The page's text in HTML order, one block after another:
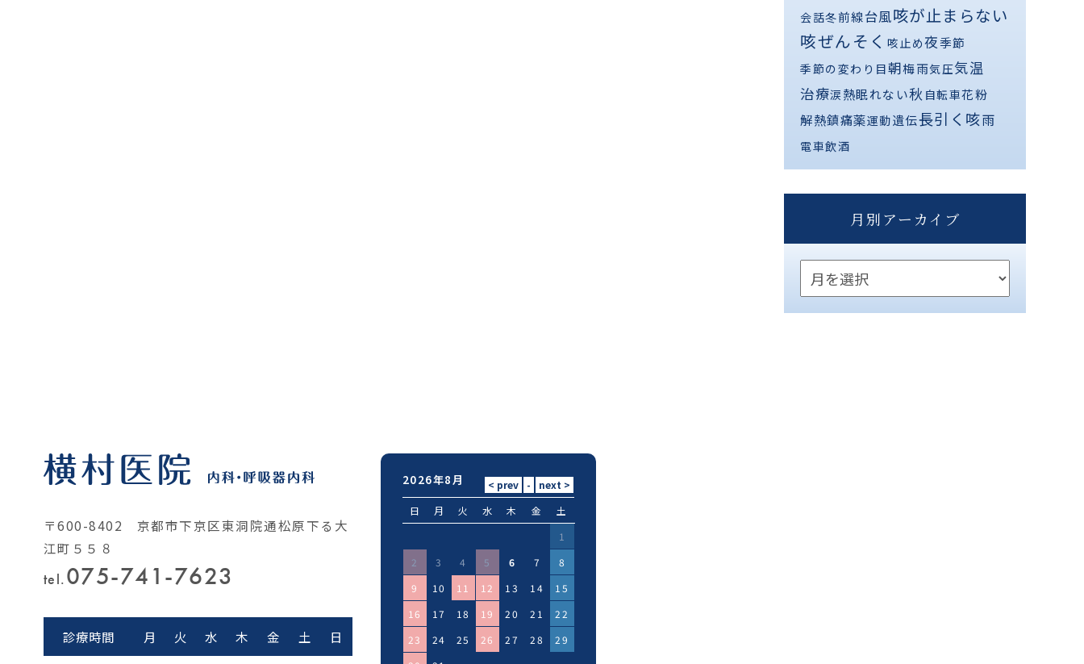
会話冬前線台風咳が止まらない
咳ぜんそく 咳止め夜季節
季節の変わり目朝梅雨気圧気温
治療涙 熱眠れない秋 自転車花粉
解熱鎮痛薬運動遺伝長引く咳雨
電車飲酒
月別アーカイブ
〒600-8402 京都市下京区東洞院通松原下る大
江町５５８
tel.075-741-7623
診療時間 月 火 水 木 金 土 日
2026年8月
日 月 火 水 木 金
土
1
2
3 4 5 6 7
8
9
10 11 12 13 14
15
16
17 18 19 20 21
22
23
24 25 26 27 28
29